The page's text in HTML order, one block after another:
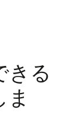
きる